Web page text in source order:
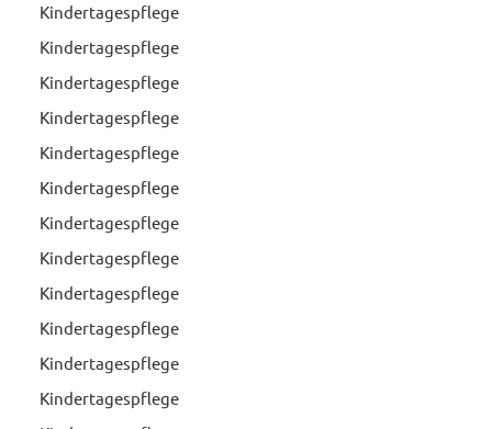
Kindertagespflege
Kindertagespflege
Kindertagespflege
Kindertagespflege
Kindertagespflege
Kindertagespflege
Kindertagespflege
Kindertagespflege
Kindertagespflege
Kindertagespflege
Kindertagespflege
Kindertagespflege